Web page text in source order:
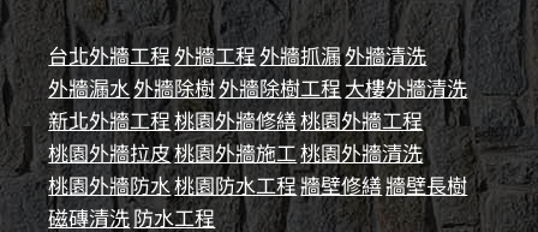
台北外牆工程 外牆工程 外牆抓漏外牆清洗
外牆漏水外牆除樹外牆除樹工程 大樓外牆清洗
新北外牆工程 桃園外牆修繕桃園外牆工程
桃園外牆拉皮桃園外牆施工桃園外牆清洗
桃園外牆防水桃園防水工程牆壁修繕牆壁長樹
磁磚清洗 防水工程